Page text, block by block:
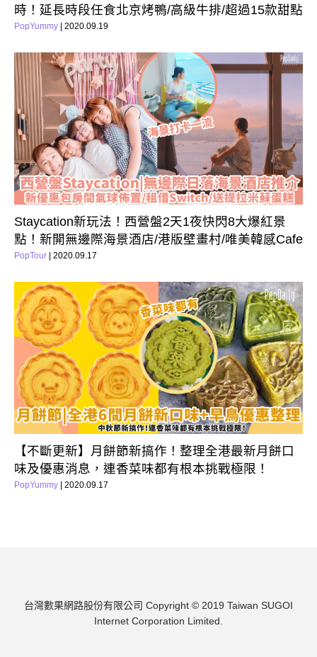
時！延長時段任食北京烤鴨/高級牛排/超過15款甜點
PopYummy | 2020.09.19
Staycation新玩法！西營盤2天1夜快閃8大爆紅景
點！新開無邊際海景酒店/港版壁畫村/唯美韓感Cafe
PopTour | 2020.09.17
【不斷更新】月餅節新搞作！整理全港最新月餅口
味及優惠消息，連香菜味都有根本挑戰極限！
PopYummy | 2020.09.17
台灣數果網路股份有限公司 Copyright © 2019 Taiwan SUGOI
Internet Corporation Limited.